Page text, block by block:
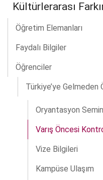
Kültürlerarası
Öğretim Elemanları
Faydalı Bilgiler
Öğrenciler
Türkiye’ye Gelmeden
Oryantasyon
Varış Öncesi
Vize Bilgileri
Kampüse Ulaşım